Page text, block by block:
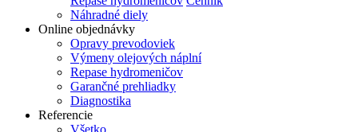
Náhradné diely
Online objednávky
Opravy prevodoviek
Výmeny olejových náplní
Repase hydromeničov
Garančné prehliadky
Diagnostika
Referencie
Všetko